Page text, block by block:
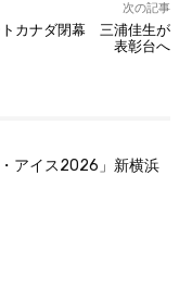
次の記事
トカナダ閉幕 三浦佳生が
表彰台へ
・アイス2026」新横浜